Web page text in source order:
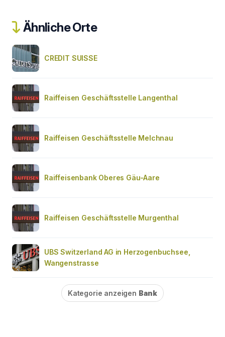
Ähnliche Orte
CREDIT SUISSE
Raiffeisen Geschäftsstelle Langenthal
Raiffeisen Geschäftsstelle Melchnau
Raiffeisenbank Oberes Gäu-Aare
Raiffeisen Geschäftsstelle Murgenthal
UBS Switzerland AG in Herzogenbuchsee,
Wangenstrasse
Kategorie anzeigen Bank